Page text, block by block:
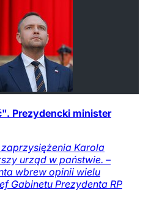
Prezydencki minister
Karola
urząd w państwie. –
wbrew opinii wielu
Gabinetu Prezydenta RP